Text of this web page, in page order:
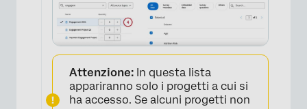
Attenzione: In questa lista
appariranno solo i progetti a cui si
ha accesso. Se alcuni progetti non